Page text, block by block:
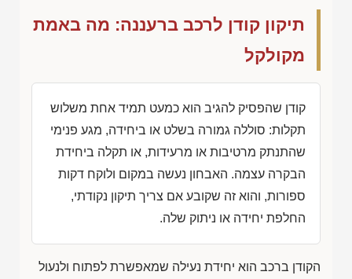
תיקון קודן לרכב ברעננה: מה באמת
מקולקל
קודן שהפסיק להגיב הוא כמעט תמיד אחת משלוש
תקלות: סוללה גמורה בשלט או ביחידה, מגע פנימי
שהתנתק מרטיבות או מרעידות, או תקלה ביחידת
הבקרה עצמה. האבחון נעשה במקום ולוקח דקות
ספורות, והוא זה שקובע אם צריך תיקון נקודתי,
החלפת יחידה או ניתוק שלה.
הקודן ברכב הוא יחידת נעילה שמאפשרת לפתוח ולנעול